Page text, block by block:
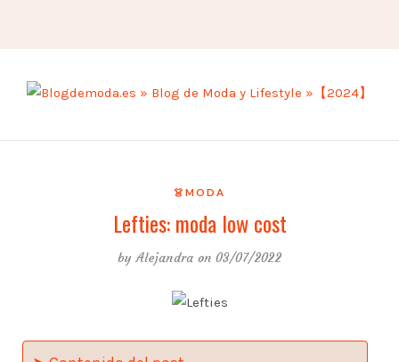
👗MODA
Lefties: moda low cost
byAlejandra on 03/07/2022